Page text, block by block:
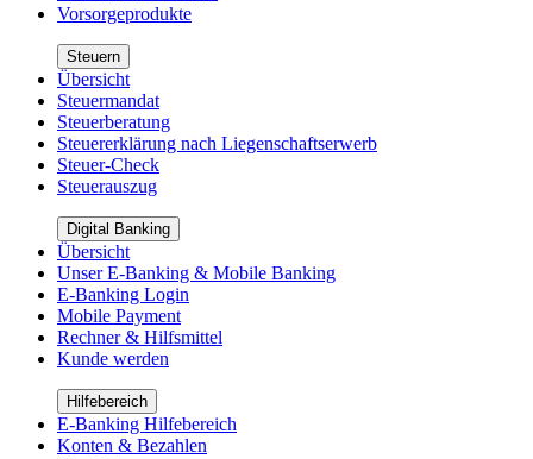
Vorsorgeprodukte
Steuern
Übersicht
Steuermandat
Steuerberatung
Steuererklärung nach Liegenschaftserwerb
Steuer-Check
Steuerauszug
Digital Banking
Übersicht
Unser E-Banking & Mobile Banking
E-Banking Login
Mobile Payment
Rechner & Hilfsmittel
Kunde werden
Hilfebereich
E-Banking Hilfebereich
Konten & Bezahlen